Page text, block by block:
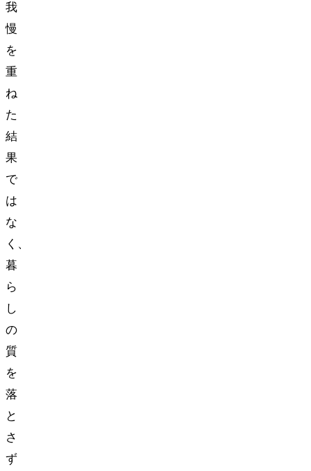
我
慢
を
重
ね
た
結
果
で
は
な
く、
暮
ら
し
の
質
を
落
と
さ
ず